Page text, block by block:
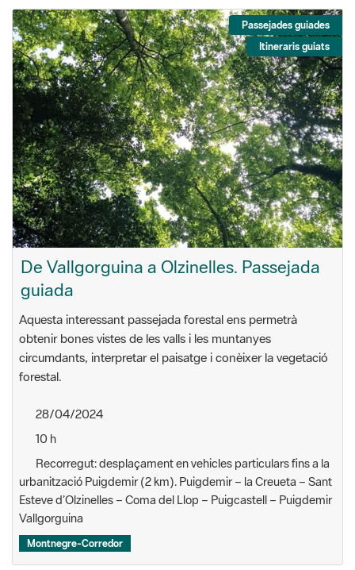
Passejades guiades
Itineraris guiats
De Vallgorguina a Olzinelles. Passejada
guiada
Aquesta interessant passejada forestal ens permetrà
obtenir bones vistes de les valls i les muntanyes
circumdants, interpretar el paisatge i conèixer la vegetació
forestal.
28/04/2024
10 h
Recorregut: desplaçament en vehicles particulars fins a la
urbanització Puigdemir (2 km). Puigdemir – la Creueta – Sant
Esteve d’Olzinelles – Coma del Llop – Puigcastell – Puigdemir
Vallgorguina
Montnegre-Corredor